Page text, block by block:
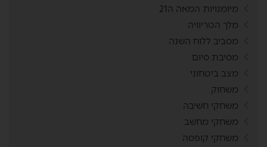
מיומנויות המאה ה21
מלך הטריוויה
מסביב ללוח השנה
מסיבת סיום
מצב ביטחוני
משחוק
משחקי חשיבה
משחקי מחשב
משחקי קופסה